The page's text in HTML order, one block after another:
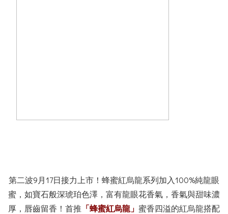
第二波9月17日接力上市！蜂蜜紅烏龍系列加入100%純龍眼
蜜，如寶石般深琥珀色澤，富有龍眼花香氣，香氣與甜味濃
厚，唇齒留香！首推 「蜂蜜紅烏龍」 蜜香四溢的紅烏龍搭配